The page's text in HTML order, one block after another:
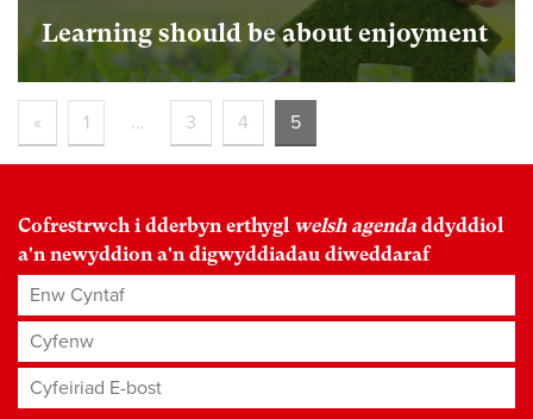
Learning should be about enjoyment
« 1 … 3 4 5
Cofrestrwch i dderbyn erthygl welsh agenda ddyddiol
a'n newyddion a'n digwyddiadau diweddaraf
Enw Cyntaf
Cyfenw
Cyfeiriad E-bost*